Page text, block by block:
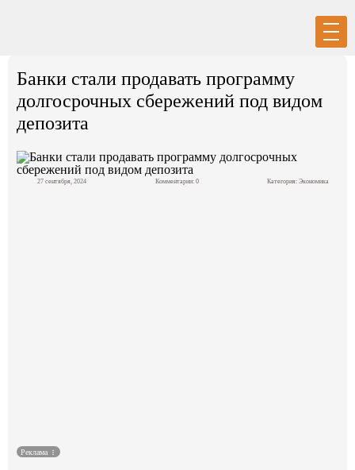
Политика
Банки стали продавать программу
долгосрочных сбережений под видом
депозита
27 сентября, 2024 Комментарии: 0 Категория: Экономика
Реклама